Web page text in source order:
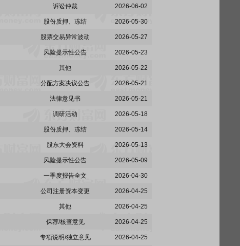
诉讼仲裁 2026-06-02
股份质押、冻结 2026-05-30
股票交易异常波动 2026-05-27
风险提示性公告 2026-05-23
其他 2026-05-22
分配方案决议公告 2026-05-21
法律意见书 2026-05-21
调研活动 2026-05-18
股份质押、冻结 2026-05-14
股东大会资料 2026-05-13
风险提示性公告 2026-05-09
一季度报告全文 2026-04-30
公司注册资本变更 2026-04-25
其他 2026-04-25
保荐/核查意见 2026-04-25
专项说明/独立意见 2026-04-25